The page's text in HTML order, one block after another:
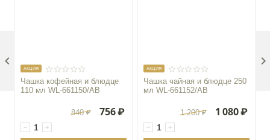
AКЦИЯ
Чашка кофейная и блюдце
110 мл WL‑661150/AB
+
−
840 ₽ 756₽
AКЦИЯ
Чашка чайная и блюдце 250
мл WL‑661152/AB
+
−
1 200 ₽ 1 080₽
 